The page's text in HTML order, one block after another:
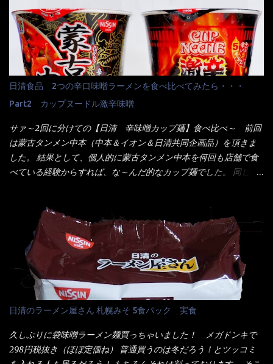
いた）が料理に必ず付いてきたものです。 でも流石にファミレ
スでは・・・それは無いね！残念だ～ 今回はすかいらーくグルー
プで、タイ料理をどの様に再現して提供しているか？を見るだけ
だなぁ～ 因みにガパオ＝ホーリーバジルなのです。 肉は通常チ
キンが多く豚や牛もあります。 肉は挽肉みたいなミンチではな
く、粗挽きの肉になるんです。 それに現地バンコクでは、卵は固
焼きが本来です。 今回はほぼ全熟の目玉焼きで、これは日本風
オタイなのと比べれば薄め？ やっぱり調味料の【スパイスガール
ズ】が必要だナァ～ 笑 私は、ブリッキーヌの粉末をよく掛け辛
く...
ている訳で何故に敢えて本商品をリリースするの？ 確かに販売価
格は、緑のたぬきの実売は108円位で、ごつ盛り天ぷらそばは98円
でした。 殆ど変わらないじゃないか！？ そこで何が違うか・・・
メーカーHPから情報を得てみた。 ■原材料 比較（相手に含まれ
て居ない物質を赤色） ☆緑のたぬき 油揚げめん(小麦粉(国内製
造)、そば粉、植物油脂、植物性たん白、食塩、とろろ芋、卵白)、
かやく(小えびてんぷら、 かまぼこ )、添付調味料(砂糖、食塩、し
ょうゆ、魚介エキス、たん白加水分解物、香辛料、ねぎ、香味油
脂)／加工でん粉、調味料(アミノ酸等)、炭酸カルシウム、カラメ
ル色素、リン酸塩(Na)、増粘多糖類、レシチン、酸化防止剤(ビタ
ミンE)、クチナシ色素、ベニコウジ色素、香料、ビタミンB2、ビ
タミンB1、香辛料抽出物、 カロチン色素 、(一部にえび・小麦・
油脂、植物性たん白、食塩、とろろ芋、卵白)、かやく(小えびてん
ぷら)、添付調味料(砂糖、食塩、しょうゆ、魚介エキス、たん白加
水分解物、ねぎ、香辛料、 植物油 、香味油脂)／加工でん粉、調味
料(アミノ酸等)、炭酸カルシウム、カラメル色素、リン酸塩
(Na)、増粘多糖類、レシチン、酸化防止剤(ビタミンE)、クチナシ
色素、香料、ベニコウジ色素、ビタミンB2、ビタミンB1、香辛料
抽出物、(一部にえび・小麦・そば・卵・ さば ・大豆・豚肉・やま
いも・ゼラチンを含む) 材料から見れば、緑のたぬきの方が蒲鉾が
入っている！ あの半円形のヤツね！ それとカロチン色素・・・
さば！？ さばって鯖か？？ サバ読んでないか？？ ■カロリー
比較 緑のたぬき ...
日清食品 2つの辛口味噌ラーメンを食べ比べてみたら・・・
Part2 カップヌードル激辛味噌
サァ～2回に分けての【日清 辛味噌カップ麺】食べ比べ～ 前回
は蒙古タンメン中本（中本＆イオン＆日清共同企画品）を頂きま
した。 結果として、個人的に蒙古タンメン中本を何回も店舗で食
べている経験からすれば、な～んだ的なカップ麺でした。 同じ日
いつきました。 見た目は、炎のシルエットが辛さを醸し出してい
る・・・ でもパッケージに惑わされてはいけない！！ 私はペ
ヤングの【獄激辛焼きそば】を完食した漢だ。 その後の獄激辛カ
レーもな！ 今回、カップヌードル激辛味噌はカップに敢えて辛
さレベルが記載されている。 それはレベル5！ 日清としては最上
位の辛さと云っている訳だ。 昨年モデルも食べてはいるけど、1年
も経つと記憶の彼方に・・・いや歳だから記憶力が、どうのこう
のではない。 記憶に残るだけのインパクトに欠けている商品と
云う事（当時） 開封すると・・・ 小袋なんてありゃしない！ カ
ップヌードルは基本蓋開けて、熱湯を注ぐだけで出来る！それが
日清のラーメン屋さん 札幌みそ 5食パック 実食
久しぶりに袋味噌ラーメン麺買っちゃいました！ メガドンキで
298円税抜き（ほぼ定価ね） 普通買うのは冬だろう！とツッコミ